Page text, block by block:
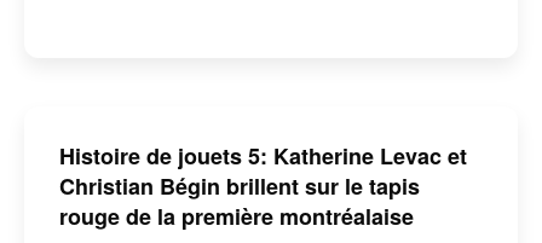
Histoire de jouets 5: Katherine Levac et
Christian Bégin brillent sur le tapis
rouge de la première montréalaise